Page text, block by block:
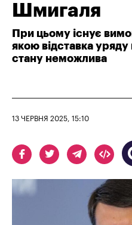
Шмигаля
При цьому існує
якою відставка уряду
стану неможлива
13 ЧЕРВНЯ 2025, 15:10